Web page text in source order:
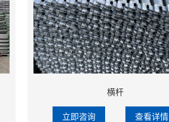
横杆
立即咨询 查看详情